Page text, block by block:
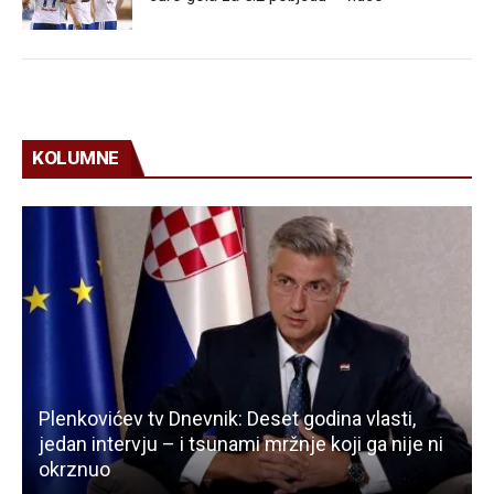
KOLUMNE
Plenkovićev tv Dnevnik: Deset godina vlasti,
jedan intervju – i tsunami mržnje koji ga nije ni
okrznuo